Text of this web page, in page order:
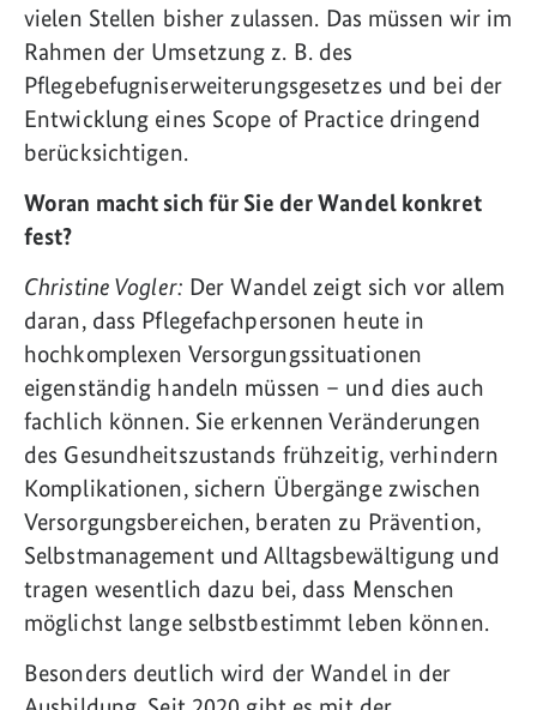
vielen Stellen bisher zulassen. Das müssen wir im
Rahmen der Umsetzung z. B. des
Pflegebefugniserweiterungsgesetzes und bei der
Entwicklung eines Scope of Practice dringend
berücksichtigen.
Woran macht sich für Sie der Wandel konkret
fest?
Christine Vogler: Der Wandel zeigt sich vor allem
daran, dass Pflegefachpersonen heute in
hochkomplexen Versorgungssituationen
eigenständig handeln müssen – und dies auch
fachlich können. Sie erkennen Veränderungen
des Gesundheitszustands frühzeitig, verhindern
Komplikationen, sichern Übergänge zwischen
Versorgungsbereichen, beraten zu Prävention,
Selbstmanagement und Alltagsbewältigung und
tragen wesentlich dazu bei, dass Menschen
möglichst lange selbstbestimmt leben können.
Besonders deutlich wird der Wandel in der